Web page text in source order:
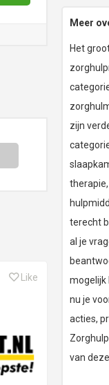
Like
Meer
Het
zijn
terecht
al je
mogelijk
nu je
acties,
van